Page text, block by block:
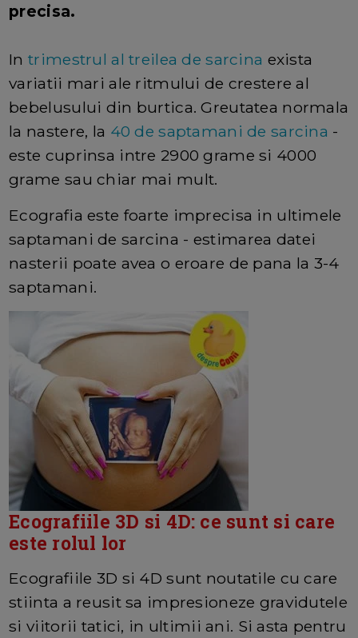
precisa.
Intrimestrul al treilea de sarcina exista
variatii mari ale ritmului de crestere al
bebelusului din burtica. Greutatea normala
la nastere, la 40 de saptamani de sarcina -
este cuprinsa intre 2900 grame si 4000
grame sau chiar mai mult.
Ecografia este foarte imprecisa in ultimele
saptamani de sarcina - estimarea datei
nasterii poate avea o eroare de pana la 3-4
saptamani.
Ecografiile 3D si 4D: ce sunt si care
este rolul lor
Ecografiile 3D si 4D sunt noutatile cu care
stiinta a reusit sa impresioneze gravidutele
si viitorii tatici, in ultimii ani. Si asta pentru